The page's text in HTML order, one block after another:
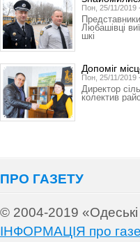
Пон, 25/11/2019
Любашівці
шкі
Допоміг
Пон, 25/11/2019
Директор
колектив
ПРО ГАЗЕТУ
© 2004-2019 «Одеські
ІНФОРМАЦІЯ про